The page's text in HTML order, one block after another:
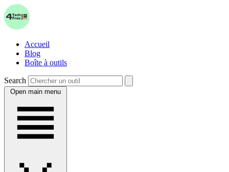
Accueil
Blog
Boîte à outils
Search
Open main menu